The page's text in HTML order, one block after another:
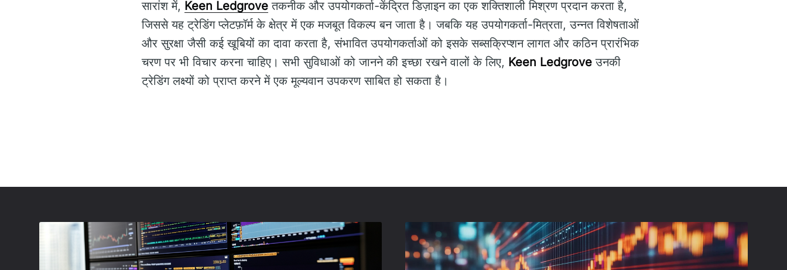
सारांश में, Keen Ledgrove तकनीक और उपयोगकर्ता-केंद्रित डिज़ाइन का एक शक्तिशाली मिश्रण प्रदान करता है,
जिससे यह ट्रेडिंग प्लेटफ़ॉर्म के क्षेत्र में एक मजबूत विकल्प बन जाता है। जबकि यह उपयोगकर्ता-मित्रता, उन्नत विशेषताओं
और सुरक्षा जैसी कई खूबियों का दावा करता है, संभावित उपयोगकर्ताओं को इसके सब्सक्रिप्शन लागत और कठिन प्रारंभिक
चरण पर भी विचार करना चाहिए। सभी सुविधाओं को जानने की इच्छा रखने वालों के लिए, Keen Ledgrove उनकी
ट्रेडिंग लक्ष्यों को प्राप्त करने में एक मूल्यवान उपकरण साबित हो सकता है।